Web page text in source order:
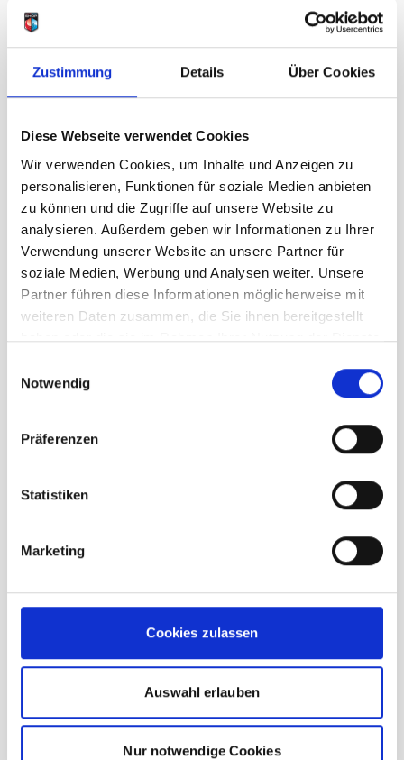
Zustimmung Details Über Cookies
Diese Webseite verwendet Cookies
Wir verwenden Cookies, um Inhalte und Anzeigen zu
personalisieren, Funktionen für soziale Medien anbieten
zu können und die Zugriffe auf unsere Website zu
analysieren. Außerdem geben wir Informationen zu Ihrer
Verwendung unserer Website an unsere Partner für
soziale Medien, Werbung und Analysen weiter. Unsere
Partner führen diese Informationen möglicherweise mit
weiteren Daten zusammen, die Sie ihnen bereitgestellt
haben oder die sie im Rahmen Ihrer Nutzung der Dienste
Notwendig
Präferenzen
Statistiken
Marketing
Cookies zulassen
Auswahl erlauben
Nur notwendige Cookies
SOFORT LIEFERBAR
Größe
XL XXL
UVP 269,95 €
unser Preis ab:215,96 € -20%
Beschreibung /
Mammut Linard Guide HS
3-Lagen-Laminat mit Mammut DRY-
Wetterschutz
Leichtes, dehnfähiges Material, das für
optimalen Komfort sorgt
Mit PFC-freier dauerhaft
wasserabweisender Imprägnierung